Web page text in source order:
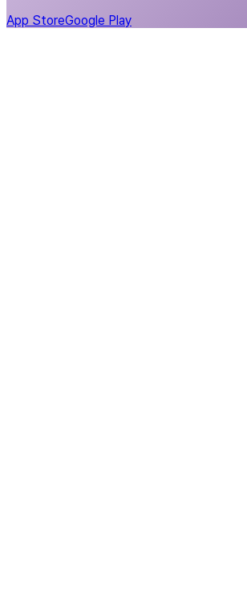
App StoreGoogle Play